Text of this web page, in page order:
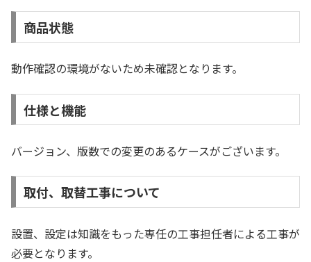
商品状態
動作確認の環境がないため未確認となります。
仕様と機能
バージョン、版数での変更のあるケースがございます。
取付、取替工事について
設置、設定は知識をもった専任の工事担任者による工事が
必要となります。